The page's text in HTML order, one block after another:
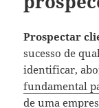
Prospectar
sucesso de
identificar,
fundamental
de uma